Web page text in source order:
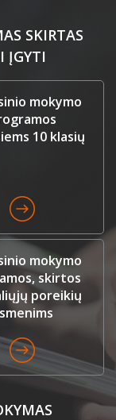
SKIRTAS
ĮGYTI
mokymo
10 klasių
mokymo
skirtos
poreikių